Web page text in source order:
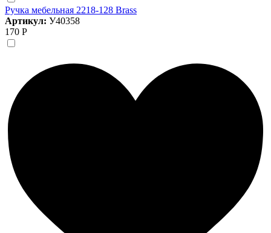
Ручка мебельная 2218-128 Brass
Артикул: У40358
170 Р